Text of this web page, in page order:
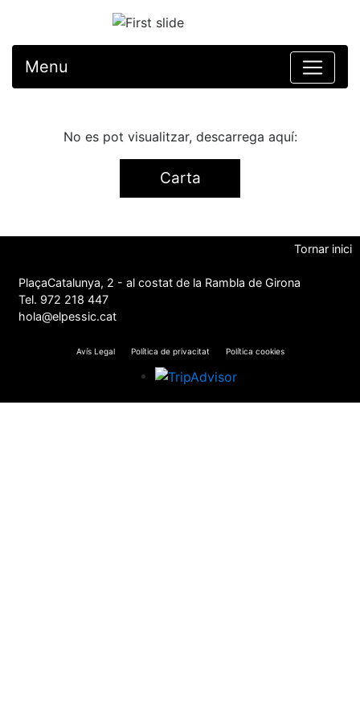
Menu
No es pot visualitzar, descarrega aquí:
Carta
Tornar inici
PlaçaCatalunya, 2 - al costat de la Rambla de Girona
Tel. 972 218 447
hola@elpessic.cat
Avís Legal Política de privacitat Política cookies